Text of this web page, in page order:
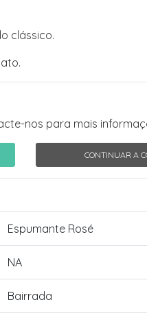
clássico.
nos para mais
CONTINUAR A
Espumante Rosé
NA
Bairrada